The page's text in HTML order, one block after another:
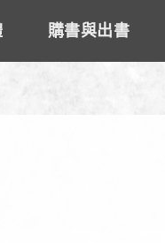
購書與出書